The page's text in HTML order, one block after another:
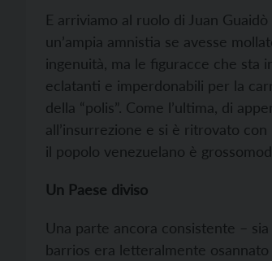
E arriviamo al ruolo di Juan
un’ampia amnistia se avesse
ingenuità, ma le figuracce che sta
eclatanti e imperdonabili per la
della “polis”. Come l’ultima, di
all’insurrezione e si è ritrovato
il popolo venezuelano è
Un Paese diviso
Una parte ancora consistente –
barrios era letteralmente